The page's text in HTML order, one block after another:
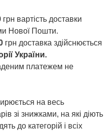
грн вартість доставки
Нової Пошти.
грн доставка здійснюється
України.
платежем не
на весь
зі знижками, на які діють
до категорій і всіх